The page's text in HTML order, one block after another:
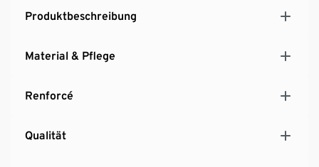
Produktbeschreibung
Material & Pflege
Renforcé
Qualität